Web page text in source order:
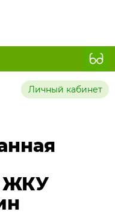
Личный кабинет
ЖКУ